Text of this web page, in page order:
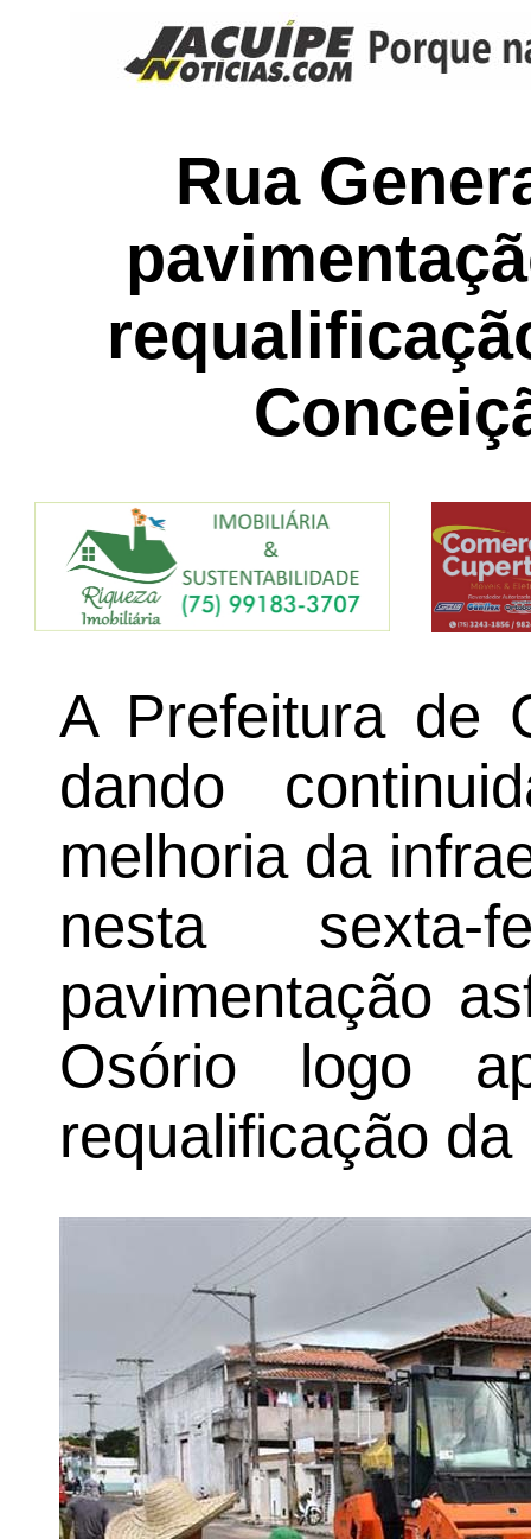
Rua
A Prefeitura de
dando
melhoria da
nesta sexta-
pavimentação
Osório logo
requalificação